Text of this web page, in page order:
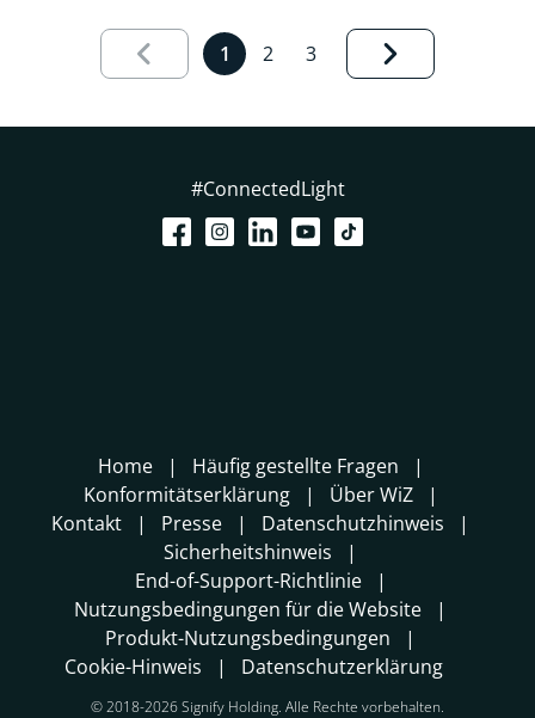
Results page 1 out of 3 loaded
1 2 3
#ConnectedLight
Home
Häufig gestellte Fragen
Konformitätserklärung
Über WiZ
Kontakt
Presse
Datenschutzhinweis
Sicherheitshinweis
End-of-Support-Richtlinie
Nutzungsbedingungen für die Website
Produkt-Nutzungsbedingungen
Cookie-Hinweis
Datenschutzerklärung
© 2018-2026 Signify Holding. Alle Rechte vorbehalten.